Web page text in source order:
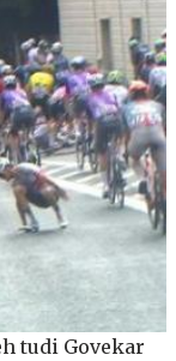
tudi Govekar